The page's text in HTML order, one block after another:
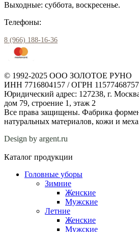
Выходные: суббота, воскресенье.
Телефоны:
8 (966) 188-16-36
© 1992-2025 ООО ЗОЛОТОЕ РУНО
ИНН 7716804157 / ОГРН
Юридический адрес: 127238, г.
дом 79, строение 1, этаж 2
Все права защищены. Фабрика
натуральных материалов, кожи и
Design by argent.ru
Каталог продукции
Головные уборы
Зимние
Женские
Мужские
Летние
Женские
Мужские